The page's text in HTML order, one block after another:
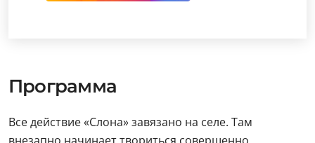
Программа
Все действие «Слона» завязано на селе. Там